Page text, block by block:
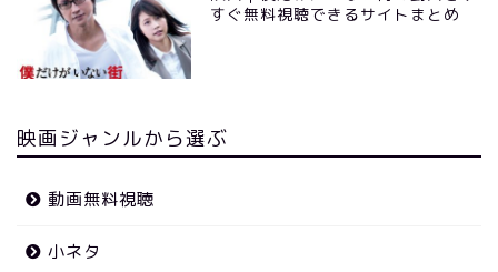
すぐ無料視聴できるサイトまとめ
映画ジャンルから選ぶ
動画無料視聴
小ネタ